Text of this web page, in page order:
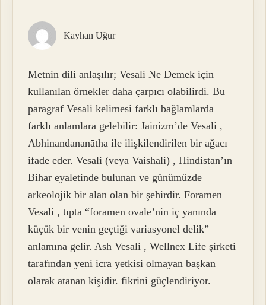
Kayhan Uğur
Metnin dili anlaşılır; Vesali Ne Demek için
kullanılan örnekler daha çarpıcı olabilirdi. Bu
paragraf Vesali kelimesi farklı bağlamlarda
farklı anlamlara gelebilir: Jainizm’de Vesali ,
Abhinandananātha ile ilişkilendirilen bir ağacı
ifade eder. Vesali (veya Vaishali) , Hindistan’ın
Bihar eyaletinde bulunan ve günümüzde
arkeolojik bir alan olan bir şehirdir. Foramen
Vesali , tıpta “foramen ovale’nin iç yanında
küçük bir venin geçtiği variasyonel delik”
anlamına gelir. Ash Vesali , Wellnex Life şirketi
tarafından yeni icra yetkisi olmayan başkan
olarak atanan kişidir. fikrini güçlendiriyor.